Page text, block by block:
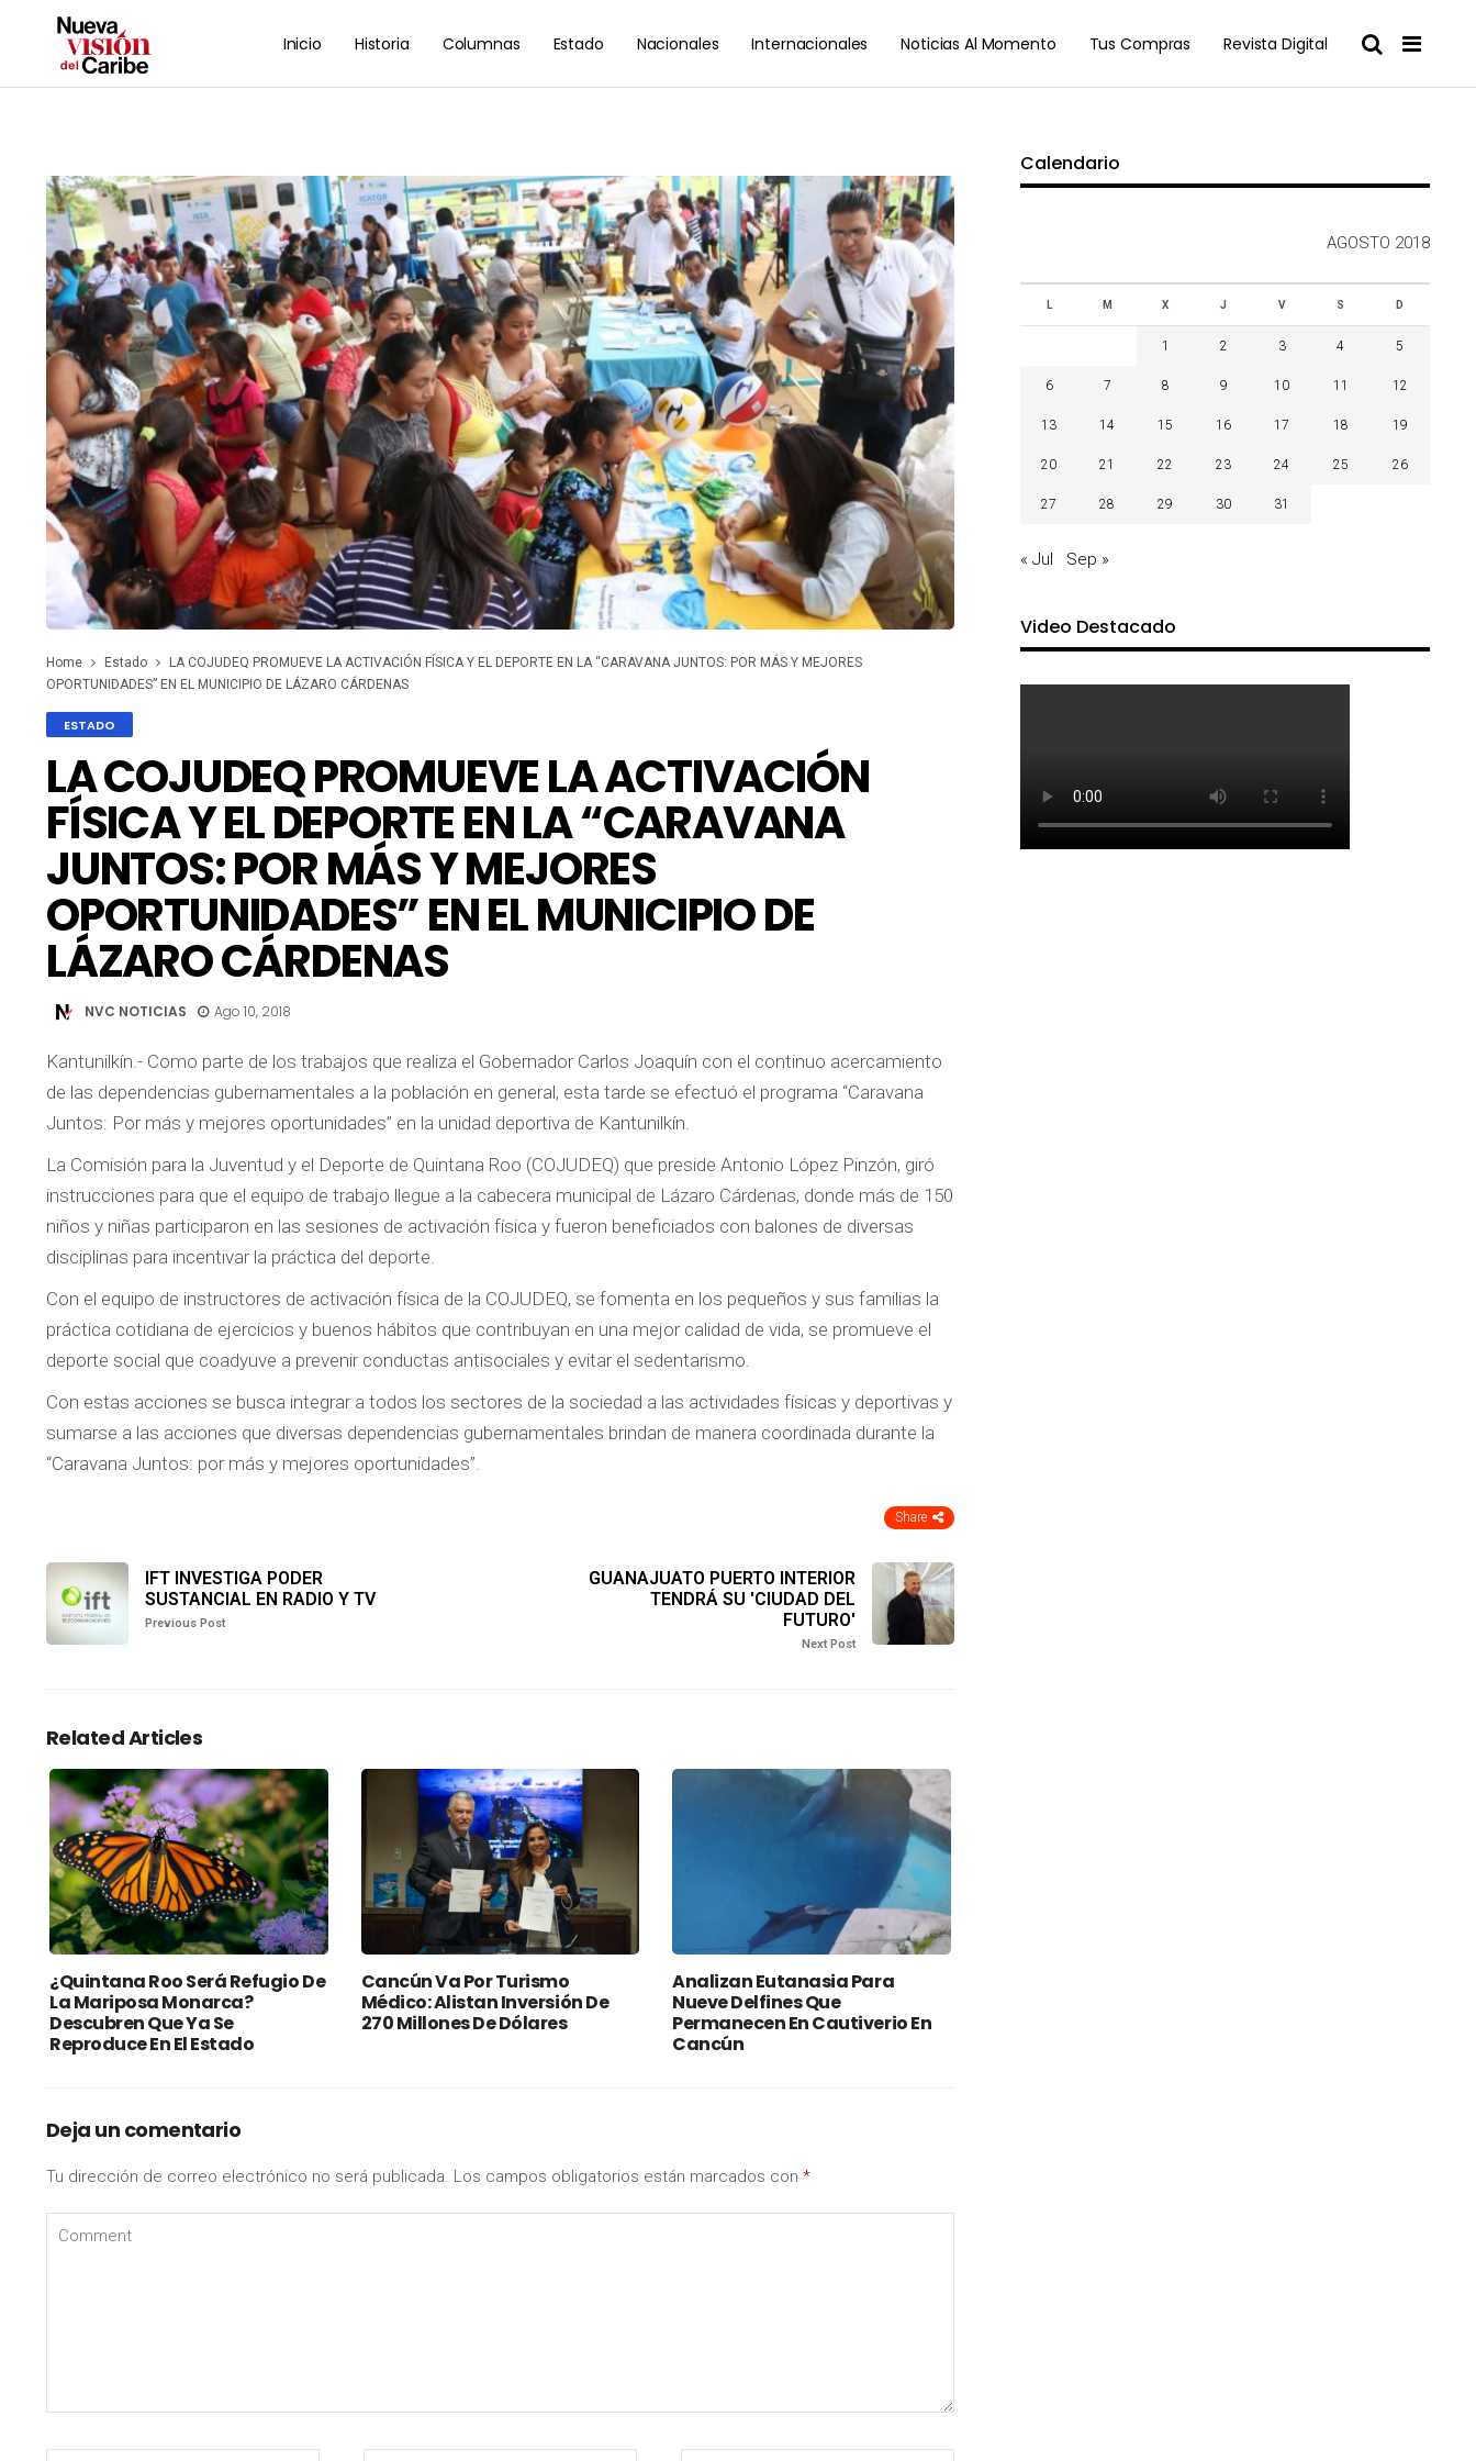
Inicio Historia Columnas Estado Nacionales Internacionales Noticias Al Momento Tus Compras Revista Digital
Home Estado
LA COJUDEQ PROMUEVE LA ACTIVACIÓN FÍSICA Y EL DEPORTE EN LA “CARAVANA JUNTOS: POR MÁS Y MEJORES
OPORTUNIDADES” EN EL MUNICIPIO DE LÁZARO CÁRDENAS
ESTADO
LA COJUDEQ PROMUEVE LA ACTIVACIÓN
FÍSICA Y EL DEPORTE EN LA “CARAVANA
JUNTOS: POR MÁS Y MEJORES
OPORTUNIDADES” EN EL MUNICIPIO DE
LÁZARO CÁRDENAS
NVC NOTICIAS Ago 10, 2018
Kantunilkín.- Como parte de los trabajos que realiza el Gobernador Carlos Joaquín con el continuo acercamiento
de las dependencias gubernamentales a la población en general, esta tarde se efectuó el programa “Caravana
Juntos: Por más y mejores oportunidades” en la unidad deportiva de Kantunilkín.
La Comisión para la Juventud y el Deporte de Quintana Roo (COJUDEQ) que preside Antonio López Pinzón, giró
instrucciones para que el equipo de trabajo llegue a la cabecera municipal de Lázaro Cárdenas, donde más de 150
niños y niñas participaron en las sesiones de activación física y fueron beneficiados con balones de diversas
disciplinas para incentivar la práctica del deporte.
Con el equipo de instructores de activación física de la COJUDEQ, se fomenta en los pequeños y sus familias la
práctica cotidiana de ejercicios y buenos hábitos que contribuyan en una mejor calidad de vida, se promueve el
deporte social que coadyuve a prevenir conductas antisociales y evitar el sedentarismo.
Con estas acciones se busca integrar a todos los sectores de la sociedad a las actividades físicas y deportivas y
sumarse a las acciones que diversas dependencias gubernamentales brindan de manera coordinada durante la
“Caravana Juntos: por más y mejores oportunidades”.
Share
IFT INVESTIGA PODER
SUSTANCIAL EN RADIO Y TV
Previous Post
GUANAJUATO PUERTO INTERIOR
TENDRÁ SU 'CIUDAD DEL
FUTURO'
Next Post
Related Articles
¿Quintana Roo Será Refugio De
La Mariposa Monarca?
Descubren Que Ya Se
Reproduce En El Estado
Cancún Va Por Turismo
Médico: Alistan Inversión De
270 Millones De Dólares
Analizan Eutanasia Para
Nueve Delfines Que
Permanecen En Cautiverio En
Cancún
Deja un comentario
Tu dirección de correo electrónico no será publicada. Los campos obligatorios están marcados con *
Calendario
AGOSTO 2018
L M X J V S D
1 2 3 4 5
6 7 8 9 10 11 12
13 14 15 16 17 18 19
20 21 22 23 24 25 26
27 28 29 30 31
« Jul Sep »
Video Destacado